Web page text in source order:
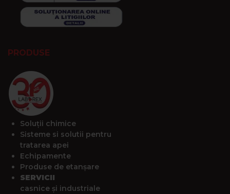
PRODUSE
Soluții chimice
Sisteme si solutii pentru
tratarea apei
Echipamente
Produse de etanșare
SERVICII
casnice și industriale